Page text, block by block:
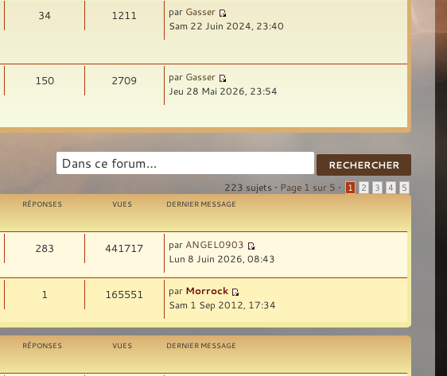
34 1211 par Gasser
Sam 22 Juin 2024, 23:40
150 2709 par Gasser
Jeu 28 Mai 2026, 23:54
223 sujets • Page 1 sur 5 • 1 2 3 4 5
RÉPONSES VUES DERNIER MESSAGE
283 441717 par ANGEL0903
Lun 8 Juin 2026, 08:43
1 165551 par Morrock
Sam 1 Sep 2012, 17:34
RÉPONSES VUES DERNIER MESSAGE